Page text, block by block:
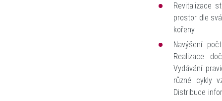
Revitalizace
prostor dle
kořeny.
Navýšení
Realizace
Vydávání
různé cykly
Distribuce